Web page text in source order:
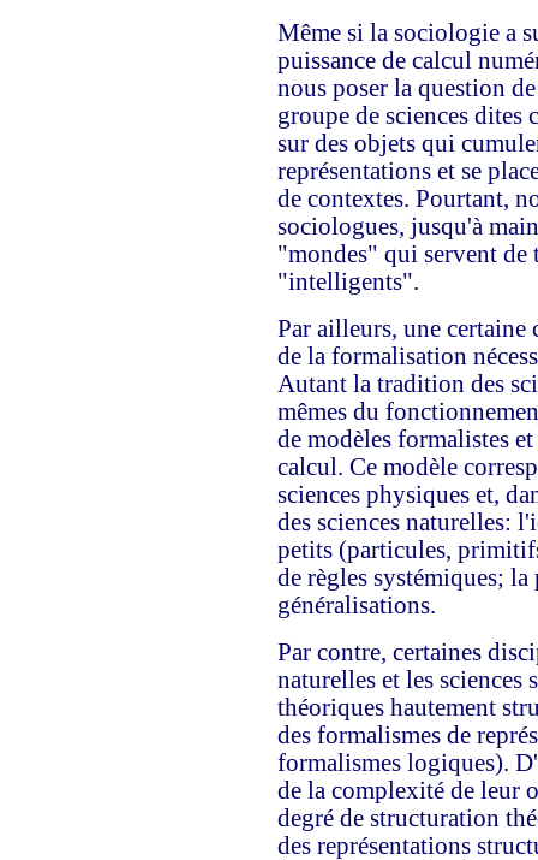
Même si la sociologie a
puissance de calcul
nous poser la question
groupe de sciences
sur des objets qui
représentations et se
de contextes. Pourtant,
sociologues, jusqu'à
"mondes" qui servent de
"intelligents".
Par ailleurs, une certaine
de la formalisation
Autant la tradition des
mêmes du
de modèles formalistes
calcul. Ce modèle
sciences physiques et,
des sciences naturelles:
petits (particules,
de règles systémiques;
généralisations.
Par contre, certaines
naturelles et les sciences
théoriques hautement
des formalismes de
formalismes logiques).
de la complexité de leur
degré de structuration
des représentations